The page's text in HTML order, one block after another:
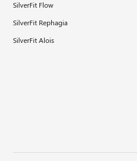
SilverFit Flow
SilverFit Rephagia
SilverFit Alois